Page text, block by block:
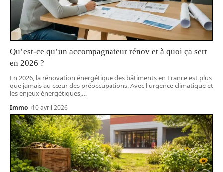
Qu’est-ce qu’un accompagnateur rénov et à quoi ça sert
en 2026 ?
En 2026, la rénovation énergétique des bâtiments en France est plus
que jamais au cœur des préoccupations. Avec l'urgence climatique et
les enjeux énergétiques,…
Immo 10 avril 2026